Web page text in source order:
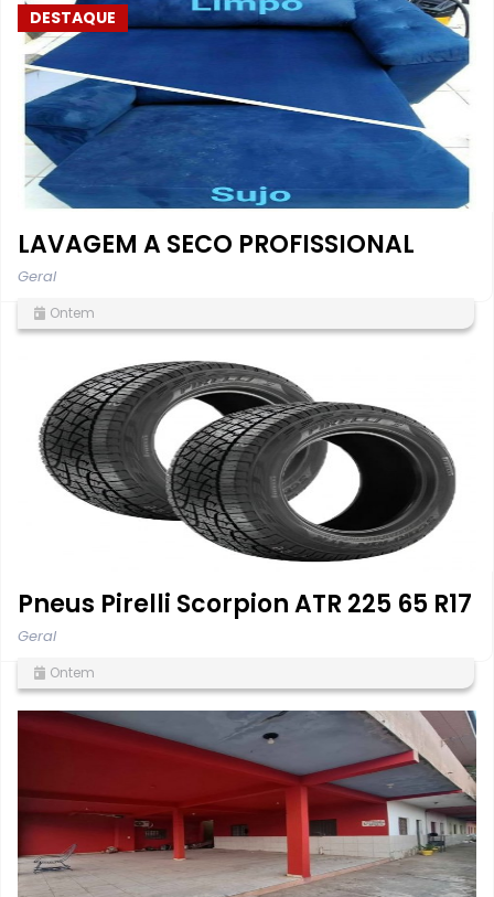
DESTAQUE
LAVAGEM A SECO PROFISSIONAL
Geral
Ontem
Pneus Pirelli Scorpion ATR 225 65 R17
Geral
Ontem